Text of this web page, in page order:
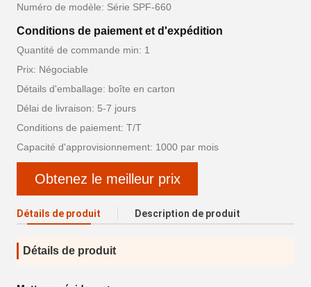
Numéro de modèle: Série SPF-660
Conditions de paiement et d'expédition
Quantité de commande min: 1
Prix: Négociable
Détails d'emballage: boîte en carton
Délai de livraison: 5-7 jours
Conditions de paiement: T/T
Capacité d'approvisionnement: 1000 par mois
Obtenez le meilleur prix
Détails de produit Description de produit
Détails de produit